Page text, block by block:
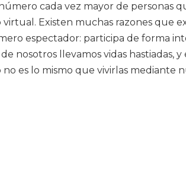
cada vez mayor de personas
Existen muchas razones que
espectador: participa de forma
nosotros llevamos vidas
es lo mismo que vivirlas mediante